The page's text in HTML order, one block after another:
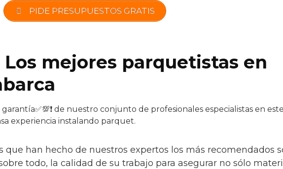
PIDE PRESUPUESTOS GRATIS
Los mejores parquetistas en
de nuestro conjunto de profesionales especialistas en
experiencia instalando parquet.
que han hecho de nuestros expertos los más recomendados
todo, la calidad de su trabajo para asegurar no sólo